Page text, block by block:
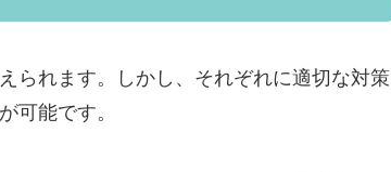
られます。しかし、それぞれに適切な対策
可能です。